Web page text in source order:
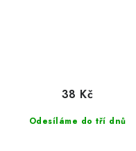
Odesíláme do tří dnů
38 Kč